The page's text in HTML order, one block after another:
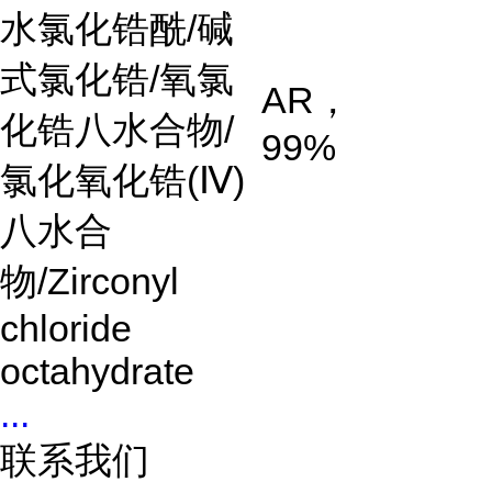
水氯化锆酰/碱
式氯化锆/氧氯
化锆八水合物/
氯化氧化锆(Ⅳ)
八水合
物/Zirconyl
chloride
octahydrate
AR ，
99%
...
联系我们